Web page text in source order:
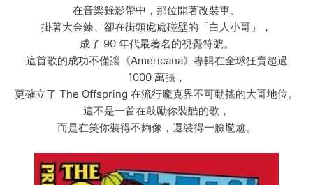
在音樂錄影帶中，那位開著改裝車、
掛著大金鍊、卻在街頭處處碰壁的「白人小哥」，
成了 90 年代最著名的視覺符號。
這首歌的成功不僅讓《Americana》專輯在全球狂賣超過
1000 萬張，
更確立了 The Offspring 在流行龐克界不可動搖的大哥地位。
這不是一首在鼓勵你裝酷的歌，
而是在笑你裝得不夠像，還裝得一臉尷尬。